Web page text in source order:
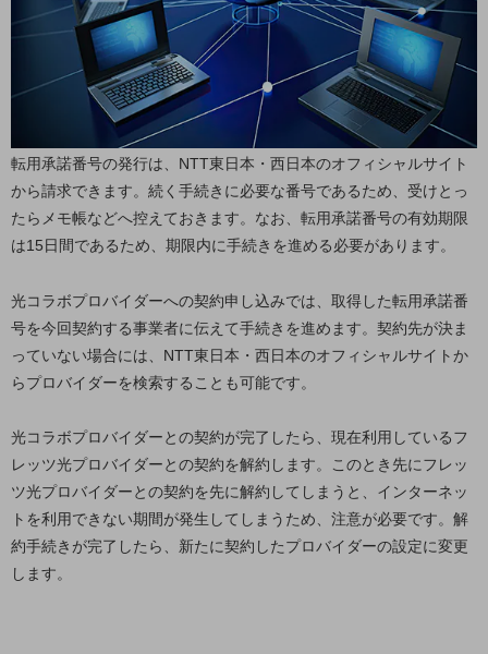
職場環境整備
地域共創・地方創生
セキュリティ対策
遠隔監視
顧客体験（CX）改善
自動化・省電化
業種・業態で探す
業種・業態で探すTOP
自治体
医療・介護
観光
教育
モビリティ
転用承諾番号の発行は、NTT東日本・西日本のオフィシャルサイト
から請求できます。続く手続きに必要な番号であるため、受けとっ
たらメモ帳などへ控えておきます。なお、転用承諾番号の有効期限
は15日間であるため、期限内に手続きを進める必要があります。
光コラボプロバイダーへの契約申し込みでは、取得した転用承諾番
号を今回契約する事業者に伝えて手続きを進めます。契約先が決ま
っていない場合には、NTT東日本・西日本のオフィシャルサイトか
らプロバイダーを検索することも可能です。
光コラボプロバイダーとの契約が完了したら、現在利用しているフ
レッツ光プロバイダーとの契約を解約します。このとき先にフレッ
ツ光プロバイダーとの契約を先に解約してしまうと、インターネッ
トを利用できない期間が発生してしまうため、注意が必要です。解
約手続きが完了したら、新たに契約したプロバイダーの設定に変更
します。